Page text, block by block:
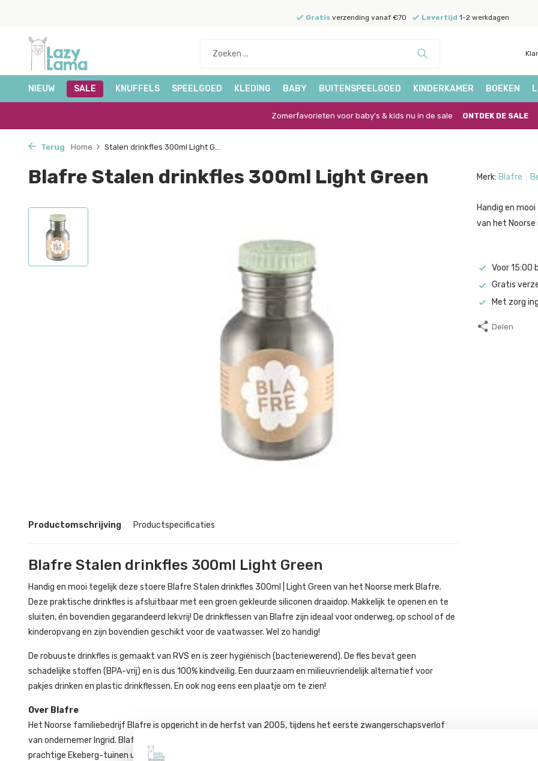
Gratis verzending vanaf €70 Levertijd 1-2 werkdagen
NIEUW SALE KNUFFELS SPEELGOED KLEDING BABY BUITENSPEELGOED KINDERKAMER BOEKEN
Zomerfavorieten voor baby's & kids nu in de sale ONTDEK DE SALE
Terug Home Stalen drinkfles 300ml Light G...
Blafre Stalen drinkfles 300ml Light Green
Productomschrijving Productspecificaties
Blafre Stalen drinkfles 300ml Light Green
Handig en mooi tegelijk deze stoere Blafre Stalen drinkfles 300ml | Light Green van het Noorse merk Blafre.
Deze praktische drinkfles is afsluitbaar met een groen gekleurde siliconen draaidop. Makkelijk te openen en te
sluiten, én bovendien gegarandeerd lekvrij! De drinkflessen van Blafre zijn ideaal voor onderweg, op school of de
kinderopvang en zijn bovendien geschikt voor de vaatwasser. Wel zo handig!
De robuuste drinkfles is gemaakt van RVS en is zeer hygiënisch (bacteriewerend). De fles bevat geen
schadelijke stoffen (BPA-vrij) en is dus 100% kindveilig. Een duurzaam en milieuvriendelijk alternatief voor
pakjes drinken en plastic drinkflessen. En ook nog eens een plaatje om te zien!
Over Blafre
Het Noorse familiebedrijf Blafre is opgericht in de herfst van 2005, tijdens het eerste zwangerschapsverlof
van ondernemer Ingrid. Blafre ontwerpt en maakt een aantal volledig unieke producten, allemaal gebaseerd op
prachtige Ekeberg-tuinen uit Oslo en de kust van Helgeland.
Merk: Blafre
Handig en
van het
Voor 15:00
Gratis
Met zorg
Delen